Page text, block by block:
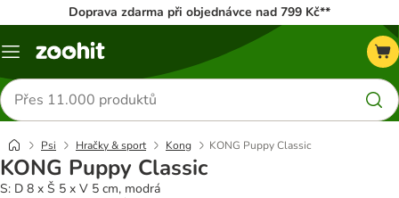
Doprava zdarma při objednávce nad 799 Kč**
Menu
Hledat
produkty
Psi Hračky & sport Kong KONG Puppy Classic
KONG Puppy Classic
S: D 8 x Š 5 x V 5 cm, modrá